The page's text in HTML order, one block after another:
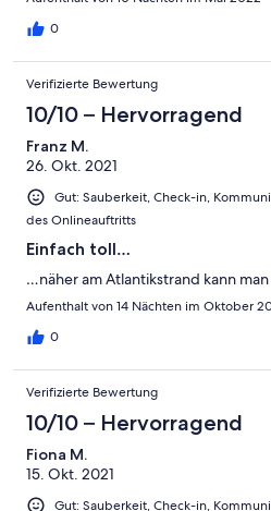
0
Verifizierte Bewertung
10/10 – Hervorragend
Franz M.
26. Okt. 2021
Gut: Sauberkeit, Check-in,
des Onlineauftritts
Einfach toll…
…näher am Atlantikstrand kann
Aufenthalt von 14 Nächten im Oktober
0
Verifizierte Bewertung
10/10 – Hervorragend
Fiona M.
15. Okt. 2021
Gut: Sauberkeit, Check-in,